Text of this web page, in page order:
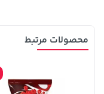
محصولات مرتبط